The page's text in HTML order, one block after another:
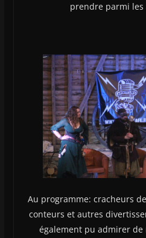
prendre parmi les
Au programme: cracheurs
conteurs et autres
également pu admirer de